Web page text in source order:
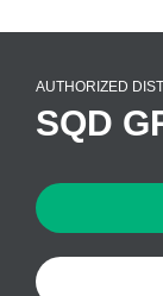
AUTHORIZED
SQD